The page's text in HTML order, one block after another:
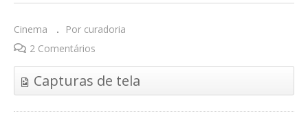
Cinema
Por curadoria
2 Comentários
Capturas de tela